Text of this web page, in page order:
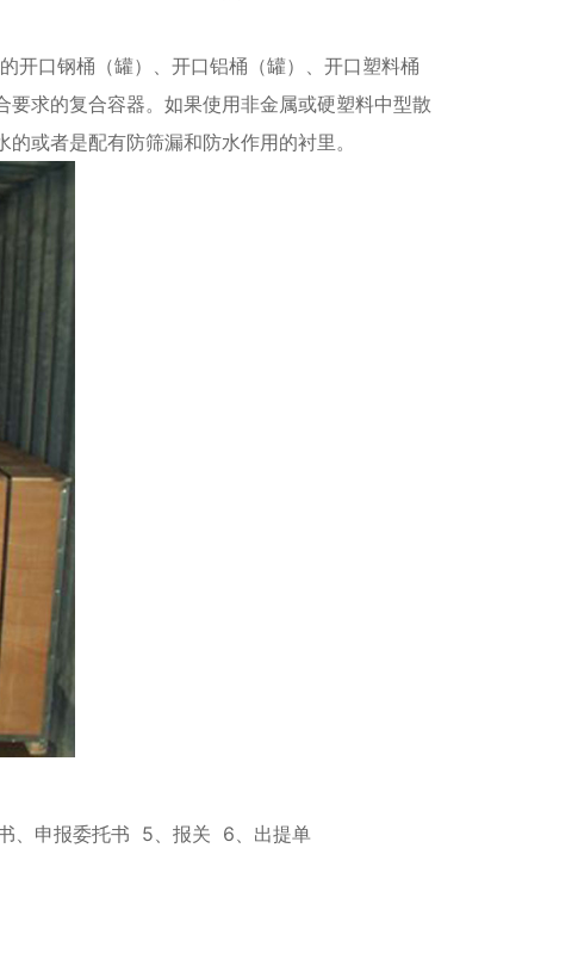
开口钢桶（罐）、开口铝桶（罐）、开口塑料桶
要求的复合容器。如果使用非金属或硬塑料中型散
或者是配有防筛漏和防水作用的衬里。
、申报委托书 5、报关 6、出提单